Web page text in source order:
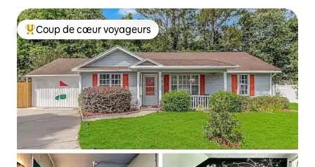
Coups de cœur voyageurs les plus appréciés
Coup de cœur voyageurs